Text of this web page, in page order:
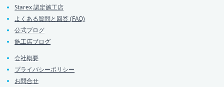
Starex 認定施工店
よくある質問と回答 (FAQ)
公式ブログ
施工店ブログ
会社概要
プライバシーポリシー
お問合せ